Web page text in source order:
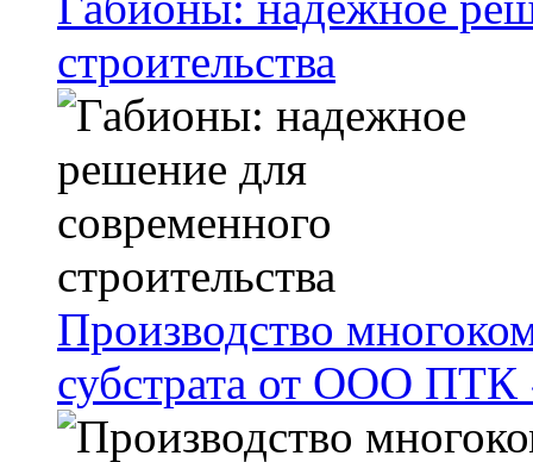
строительства
Производство
субстрата от ООО